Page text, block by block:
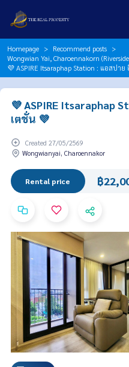
Homepage
Recommend posts
Wongwian Yai, Charoennakorn
💜 ASPIRE Itsaraphap Station : แอสปา
💜 ASPIRE Itsaraphap
เตชั่น 💜
Created 27/05/2569
Wongwianyai, Charoennakor
Rental price ฿